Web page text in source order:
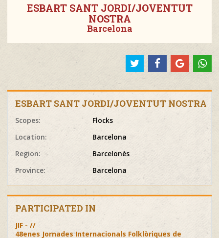
ESBART SANT JORDI/JOVENTUT
NOSTRA
Barcelona
ESBART SANT JORDI/JOVENTUT NOSTRA
Scopes:
Flocks
Location:
Barcelona
Region:
Barcelonès
Province:
Barcelona
PARTICIPATED IN
JIF - //
48enes Jornades Internacionals Folklòriques de